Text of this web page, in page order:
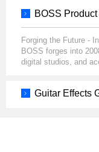
BOSS
Forging the Future -
BOSS forges into
digital studios, and
Guitar Effects